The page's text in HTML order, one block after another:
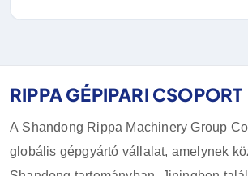
RIPPA GÉPIPARI CSOPORT
A Shandong Rippa Machinery Group
globális gépgyártó vállalat, amelynek